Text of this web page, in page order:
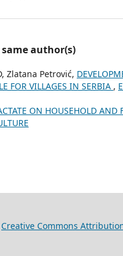
author(s)
Zlatana Petrović,
FOR VILLAGES IN SERBIA ,
ON HOUSEHOLD AND
Creative Commons